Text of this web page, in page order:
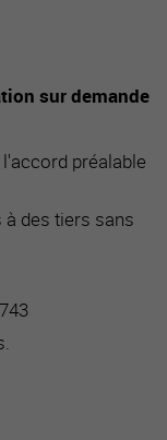
sur demande
préalable
des tiers sans